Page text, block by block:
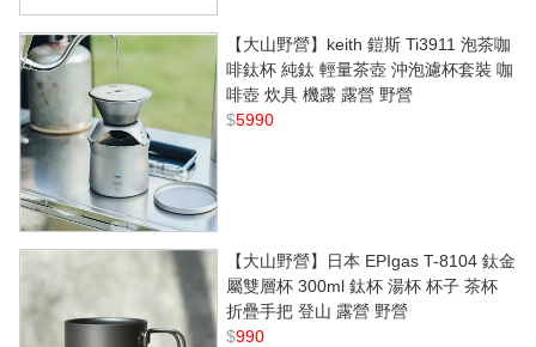
【大山野營】keith 鎧斯 Ti3911 泡茶咖
啡鈦杯 純鈦 輕量茶壺 沖泡濾杯套裝 咖
啡壺 炊具 機露 露營 野營
$5990
【大山野營】日本 EPIgas T-8104 鈦金
屬雙層杯 300ml 鈦杯 湯杯 杯子 茶杯
折疊手把 登山 露營 野營
$990